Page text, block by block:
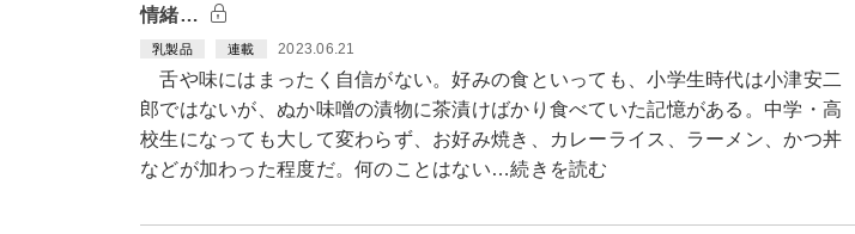
情緒…
乳製品 連載 2023.06.21
舌や味にはまったく自信がない。好みの食といっても、小学生時代は小津安二
郎ではないが、ぬか味噌の漬物に茶漬けばかり食べていた記憶がある。中学・高
校生になっても大して変わらず、お好み焼き、カレーライス、ラーメン、かつ丼
などが加わった程度だ。何のことはない…続きを読む